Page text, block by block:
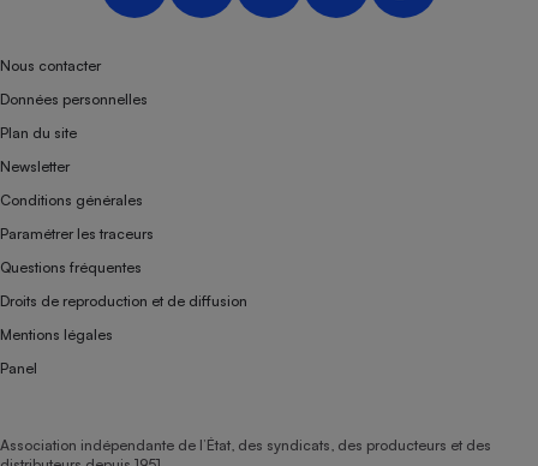
Nous contacter
Données personnelles
Plan du site
Newsletter
Conditions générales
Paramétrer les traceurs
Questions fréquentes
Droits de reproduction et de diffusion
Mentions légales
Panel
Association indépendante de l’État, des syndicats, des producteurs et des